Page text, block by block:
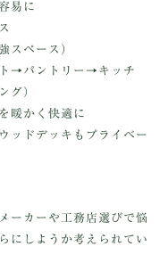
易に
スペース）
→パントリー→キッチ
グ）
暖かく快適に
ッドデッキもプライベー
ーカーや工務店選びで悩
にしようか考えられてい